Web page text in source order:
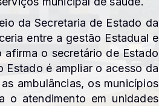
da Secretaria de Estado da
entre a gestão Estadual e
o secretário de Estado
Estado é ampliar o acesso da
ambulâncias, os municípios
o atendimento em unidades